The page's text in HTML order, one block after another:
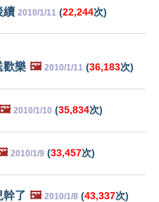
續 2010/1/11 (22,244次)
歡樂 🖼️ 2010/1/11 (36,183次)
2010/1/10 (35,834次)
2010/1/9 (33,457次)
幹了 🖼️ 2010/1/8 (43,337次)